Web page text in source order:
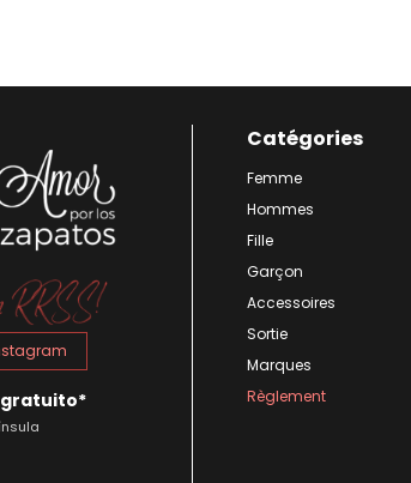
gratuito*
Catégories
Femme
Hommes
Fille
Garçon
Accessoires
Sortie
Marques
Règlement